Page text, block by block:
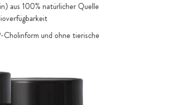
aus 100% natürlicher Quelle
und ohne tierische